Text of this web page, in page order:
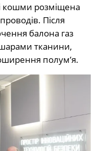
кошми розміщена
Після
балона газ
тканини,
полум’я.